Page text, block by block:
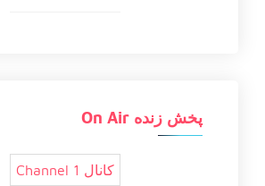
پخش زنده On Air
کانال 1 Channel